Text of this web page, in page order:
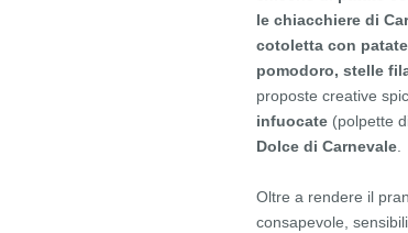
le chiacchiere di
cotoletta con
pomodoro, stelle
proposte creative
infuocate (polpette
Dolce di Carnevale
Oltre a rendere il
consapevole,